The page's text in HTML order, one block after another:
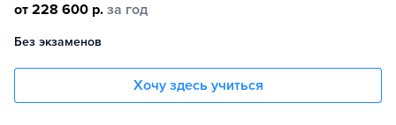
от 228 600 р. за год
Без экзаменов
Хочу здесь учиться